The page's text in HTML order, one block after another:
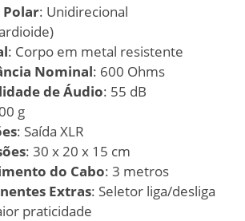
Polar: Unidirecional
: Corpo em metal resistente
Nominal: 600 Ohms
de Áudio: 55 dB
g
: Saída XLR
: 30 x 20 x 15 cm
do Cabo: 3 metros
Extras: Seletor liga/desliga
praticidade